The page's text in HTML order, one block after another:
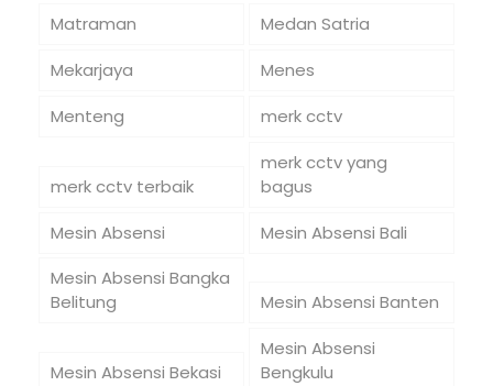
Matraman
Medan Satria
Mekarjaya
Menes
Menteng
merk cctv
merk cctv terbaik
merk cctv yang
bagus
Mesin Absensi
Mesin Absensi Bali
Mesin Absensi Bangka
Belitung
Mesin Absensi Banten
Mesin Absensi Bekasi
Mesin Absensi
Bengkulu